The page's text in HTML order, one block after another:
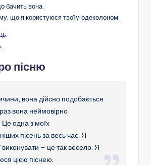
бачить вона.
що я користуюся твоїм одеколоном.
пісню
вона дійсно подобається
вона неймовірно
одна з моїх
пісень за весь час. Я
– це так весело. Я
цією піснею.